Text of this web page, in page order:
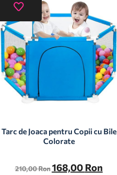
Tarc de Joaca pentru Copii cu Bile
Colorate
210,00Ron 168,00 Ron